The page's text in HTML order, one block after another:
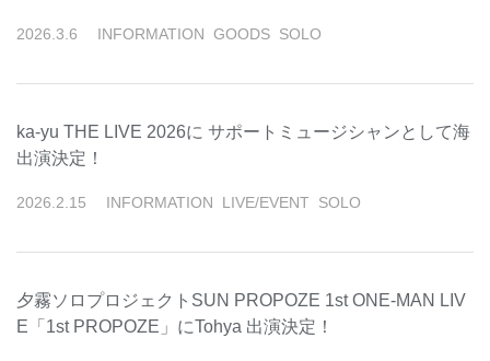
2026 3 6 INFORMATION GOODS SOLO
ka-yu THE LIVE 2026に サポートミュージシャンとして海
出演決定！
2026 2 15 INFORMATION LIVE/EVENT SOLO
夕霧ソロプロジェクトSUN PROPOZE 1st ONE-MAN LIV
E「1st PROPOZE」にTohya 出演決定！